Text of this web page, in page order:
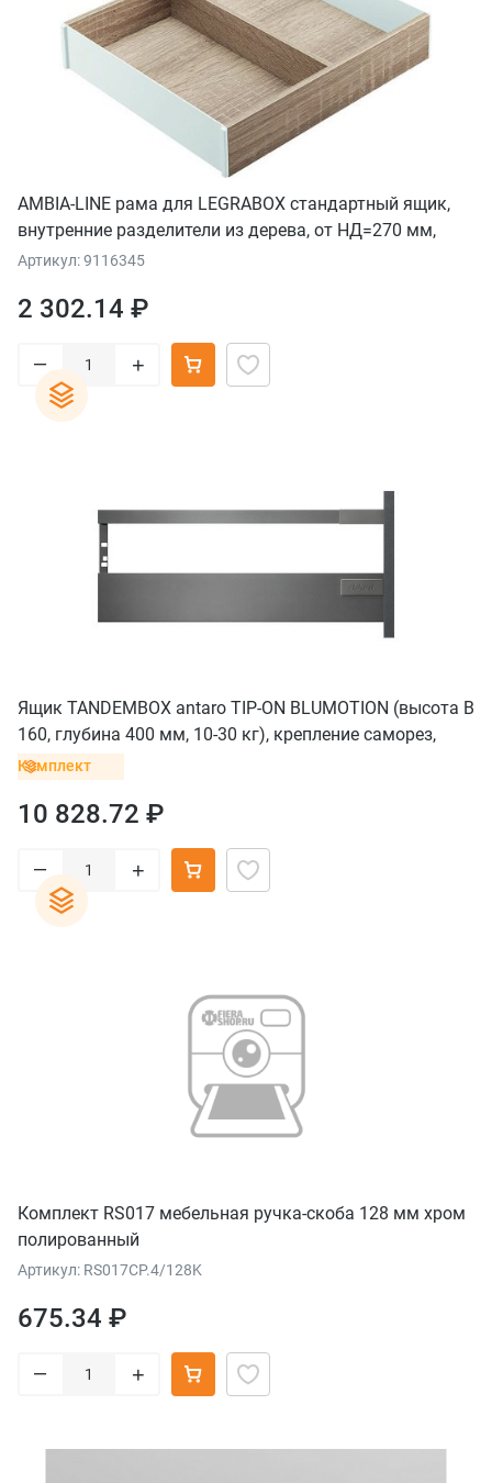
AMBIA-LINE рама для LEGRABOX стандартный ящик,
внутренние разделители из дерева, от НД=270 мм,
ширина=242 мм, дуб "Бардолино"/белый шелк
Артикул: 9116345
2 302.14 ₽
– +
Ящик TANDEMBOX antaro TIP-ON BLUMOTION (высота B
160, глубина 400 мм, 10-30 кг), крепление саморез,
серый орион
Комплект
10 828.72 ₽
– +
Комплект RS017 мебельная ручка-скоба 128 мм хром
полированный
Артикул: RS017CP.4/128K
675.34 ₽
– +